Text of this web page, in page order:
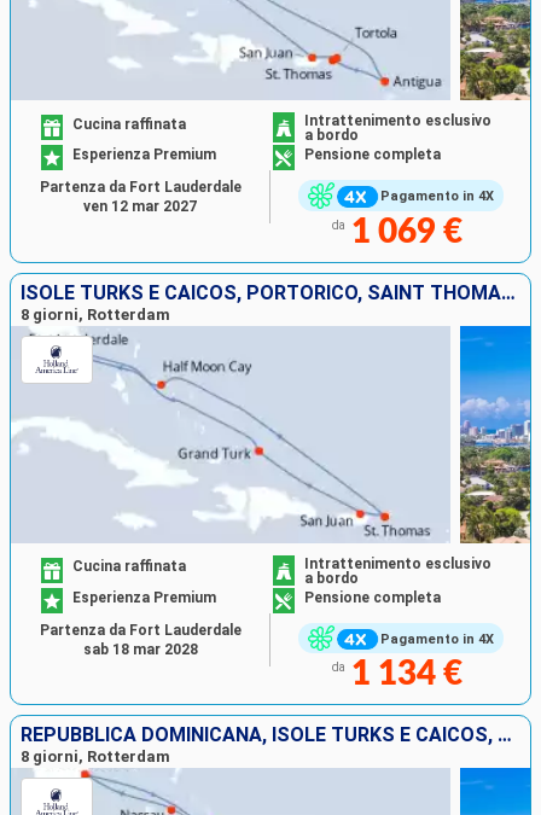
Pagamento in 4X
Cucina raffinata
Intrattenimento esclusivo
a bordo
Esperienza Premium
Pensione completa
da 1 069 €
Partenza da Fort Lauderdale
ven 12 mar 2027
ISOLE TURKS E CAICOS, PORTORICO, SAINT THOMAS, BAHAMAS, STATI UNITI
8 giorni, Rotterdam
Pagamento in 4X
Cucina raffinata
Intrattenimento esclusivo
a bordo
Esperienza Premium
Pensione completa
da 1 134 €
Partenza da Fort Lauderdale
sab 18 mar 2028
REPUBBLICA DOMINICANA, ISOLE TURKS E CAICOS, BAHAMAS, STATI UNITI
8 giorni, Rotterdam